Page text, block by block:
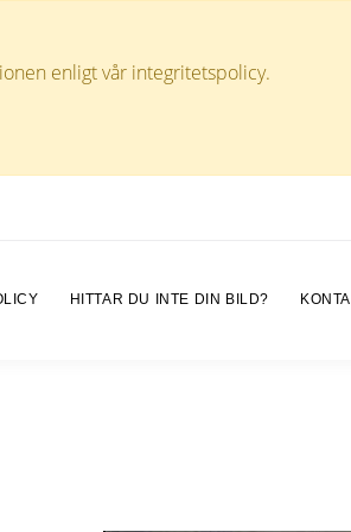
enligt vår integritetspolicy.
HITTAR DU INTE DIN BILD?